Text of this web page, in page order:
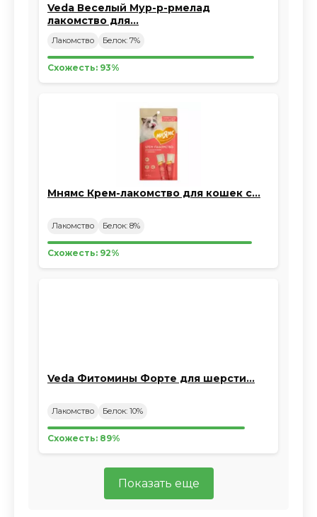
Veda Веселый Мур-р-рмелад
лакомство для…
Лакомство Белок: 7%
Схожесть: 93%
Мнямс Крем-лакомство для кошек с…
Лакомство Белок: 8%
Схожесть: 92%
Veda Фитомины Форте для шерсти…
Лакомство Белок: 10%
Схожесть: 89%
Показать еще